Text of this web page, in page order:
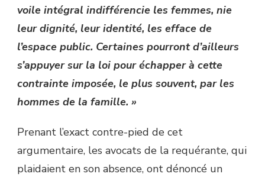
voile intégral indifférencie les femmes, nie
leur dignité, leur identité, les efface de
l’espace public. Certaines pourront d’ailleurs
s’appuyer sur la loi pour échapper à cette
contrainte imposée, le plus souvent, par les
hommes de la famille. »
Prenant l’exact contre-pied de cet
argumentaire, les avocats de la requérante, qui
plaidaient en son absence, ont dénoncé un